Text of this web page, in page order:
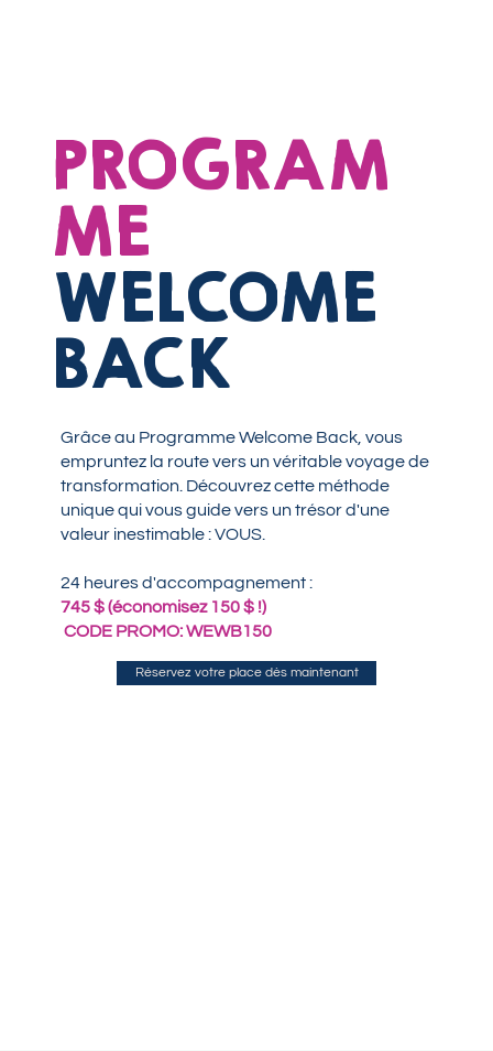
PROGRAM
ME
WELCOME
BACK
Grâce au Programme Welcome Back, vous
empruntez la route vers un véritable voyage de
transformation. Découvrez cette méthode
unique qui vous guide vers un trésor d'une
valeur inestimable : VOUS.
24 heures d'accompagnement :
745 $ (économisez 150 $ !)
CODE PROMO: WEWB150
Réservez votre place dès maintenant